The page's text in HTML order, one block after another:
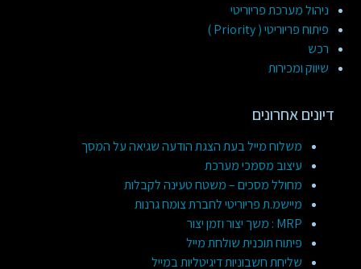
ניהול מערכת פריוריטי
פיתוח פריוריטי ( Priority )
רכש
שיווק ומכירות
דיונים אחרונים
משלוח מייל בעת הצגת הודעה שגיאה על המסך
עיצוב מסמכי מערכת
מחולל מסכים – משטח טעינה לקבלות
מיישמ.ת פריוריטי לחברת צומח גרנות
MRP : משך יצור וזמן יצור
פיתוח תוכנית שולחת מייל
שליחת חשבוניות דיגיטליות במייל